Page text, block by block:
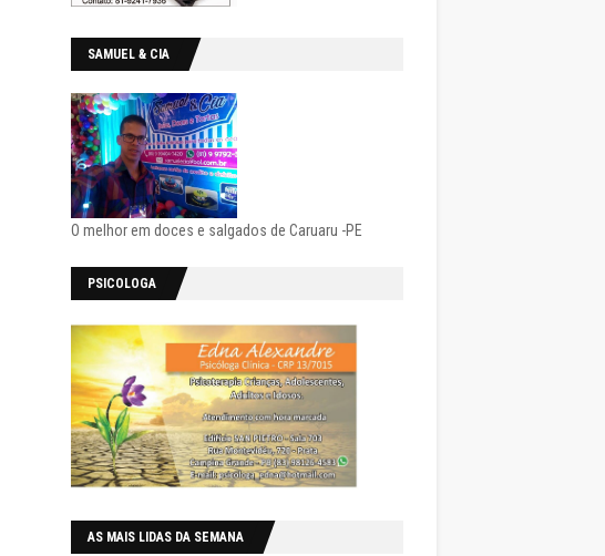
SAMUEL & CIA
O melhor em doces e salgados de Caruaru -PE
PSICOLOGA
AS MAIS LIDAS DA SEMANA